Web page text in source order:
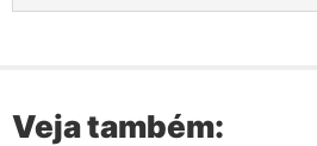
Veja também: